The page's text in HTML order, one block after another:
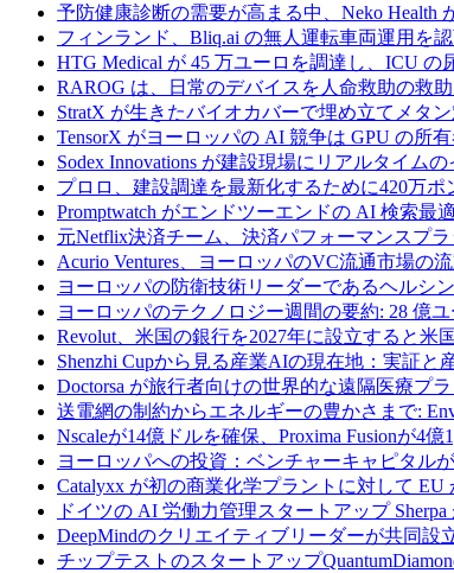
予防健康診断の需要が高まる中、Neko Health
フィンランド、Bliq.ai の無人運転車両運用を
HTG Medical が 45 万ユーロを調達し、ICU
RAROG は、日常のデバイスを人命救助の救
StratX が生きたバイオカバーで埋め立てメタ
TensorX がヨーロッパの AI 競争は GPU の所
Sodex Innovations が建設現場にリアルタイム
プロロ、建設調達を最新化するために420万ポ
Promptwatch がエンドツーエンドの AI 検索最
元Netflix決済チーム、決済パフォーマンスプ
Acurio Ventures、ヨーロッパのVC流通市場の
ヨーロッパの防衛技術リーダーであるヘルシ
ヨーロッパのテクノロジー週間の要約: 28 億
Revolut、米国の銀行を2027年に設立すると米
Shenzhi Cupから見る産業AIの現在地：実証と
Doctorsa が旅行者向けの世界的な遠隔医療プ
送電網の制約からエネルギーの豊かさまで:
Nscaleが14億ドルを確保、Proxima Fusionが4
ヨーロッパへの投資：ベンチャーキャピタル
Catalyxx が初の商業化学プラントに対して
ドイツの AI 労働力管理スタートアップ
DeepMindのクリエイティブリーダーが共同
チップテストのスタートアップ